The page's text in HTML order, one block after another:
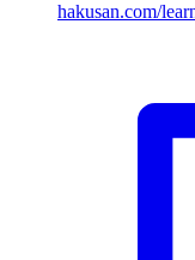
hakusan.com/